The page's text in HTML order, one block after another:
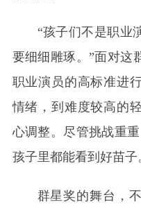
“孩子们不是职业
要细细雕琢。”面对这
职业演员的高标准进
情绪，到难度较高的
心调整。尽管挑战重
孩子里都能看到好苗子
群星奖的舞台，